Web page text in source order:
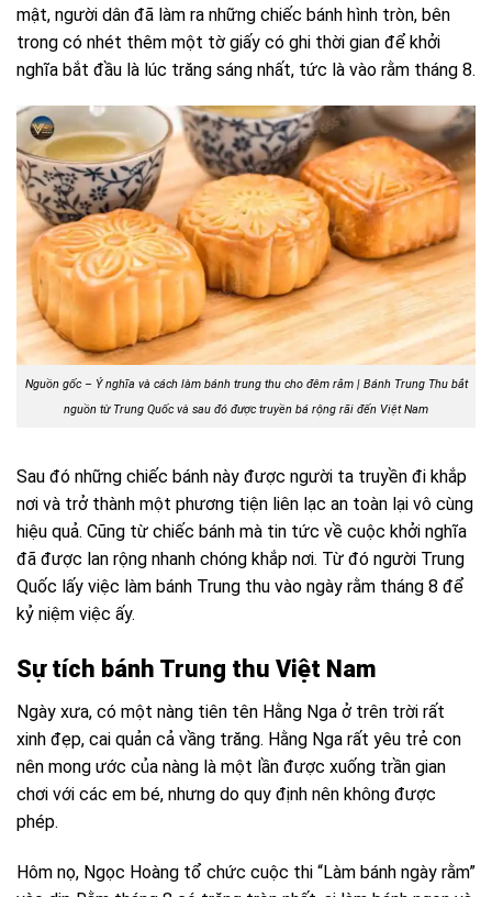
mật, người dân đã làm ra những chiếc bánh hình tròn, bên
trong có nhét thêm một tờ giấy có ghi thời gian để khởi
nghĩa bắt đầu là lúc trăng sáng nhất, tức là vào rằm tháng 8.
Nguồn gốc – Ý nghĩa và cách làm bánh trung thu cho đêm rằm | Bánh Trung Thu bắt
nguồn từ Trung Quốc và sau đó được truyền bá rộng rãi đến Việt Nam
Sau đó những chiếc bánh này được người ta truyền đi khắp
nơi và trở thành một phương tiện liên lạc an toàn lại vô cùng
hiệu quả. Cũng từ chiếc bánh mà tin tức về cuộc khởi nghĩa
đã được lan rộng nhanh chóng khắp nơi. Từ đó người Trung
Quốc lấy việc làm bánh Trung thu vào ngày rằm tháng 8 để
kỷ niệm việc ấy.
Sự tích bánh Trung thu Việt Nam
Ngày xưa, có một nàng tiên tên Hằng Nga ở trên trời rất
xinh đẹp, cai quản cả vầng trăng. Hằng Nga rất yêu trẻ con
nên mong ước của nàng là một lần được xuống trần gian
chơi với các em bé, nhưng do quy định nên không được
phép.
Hôm nọ, Ngọc Hoàng tổ chức cuộc thi “Làm bánh ngày rằm”